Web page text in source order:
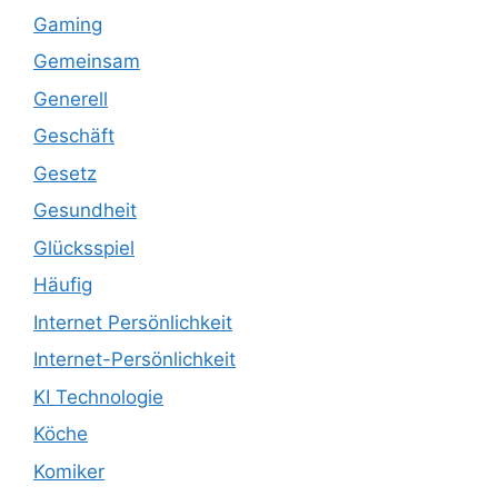
Gaming
Gemeinsam
Generell
Geschäft
Gesetz
Gesundheit
Glücksspiel
Häufig
Internet Persönlichkeit
Internet-Persönlichkeit
KI Technologie
Köche
Komiker